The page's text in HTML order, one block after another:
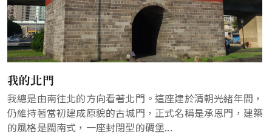
我的北門
我總是由南往北的方向看著北門。這座建於清朝光緒年間，
仍維持著當初建成原貌的古城門，正式名稱是承恩門，建築
的風格是閩南式，一座封閉型的碉堡...